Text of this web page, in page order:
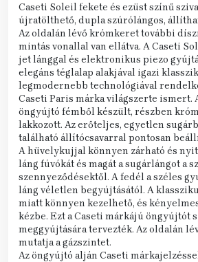
Caseti Soleil fekete és ezüst színű
újratölthető, dupla szúrólángos,
Az oldalán lévő krómkeret további
mintás vonallal van ellátva. A Caseti
jet lánggal és elektronikus piezo
elegáns téglalap alakjával igazi
legmodernebb technológiával
Caseti Paris márka világszerte ismert.
öngyújtó fémből készült, részben
lakkozott. Az erőteljes, egyetlen
található állítócsavarral pontosan
A hüvelykujjal könnyen zárható és
láng fúvókát és magát a sugárlángot a
szennyeződésektől. A fedél a széles
láng véletlen begyújtásától. A
miatt könnyen kezelhető, és
kézbe. Ezt a Caseti márkájú öngyújtót
meggyújtására tervezték. Az oldalán
mutatja a gázszintet.
Az öngyújtó alján Caseti